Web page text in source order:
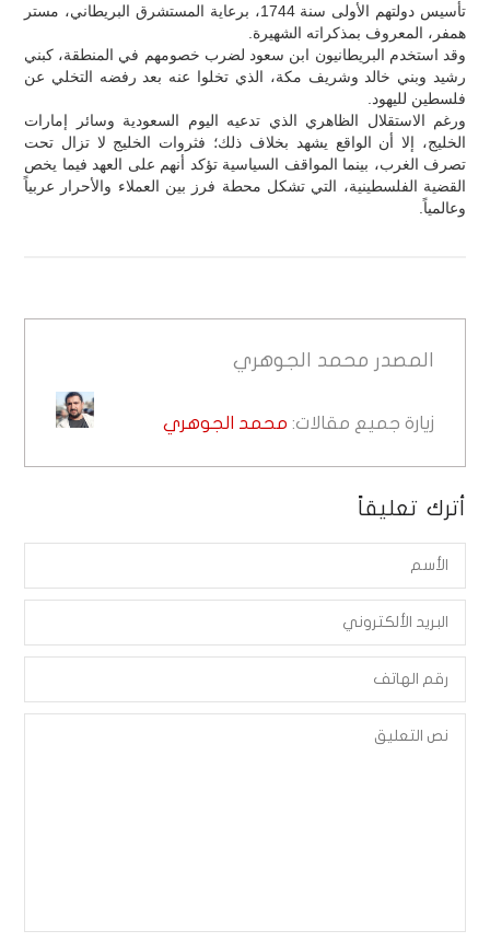
تأسيس دولتهم الأولى سنة 1744، برعاية المستشرق البريطاني، مستر
همفر، المعروف بمذكراته الشهيرة.
وقد استخدم البريطانيون ابن سعود لضرب خصومهم في المنطقة، كبني
رشيد وبني خالد وشريف مكة، الذي تخلوا عنه بعد رفضه التخلي عن
فلسطين لليهود.
ورغم الاستقلال الظاهري الذي تدعيه اليوم السعودية وسائر إمارات
الخليج، إلا أن الواقع يشهد بخلاف ذلك؛ فثروات الخليج لا تزال تحت
تصرف الغرب، بينما المواقف السياسية تؤكد أنهم على العهد فيما يخص
القضية الفلسطينية، التي تشكل محطة فرز بين العملاء والأحرار عربياً
وعالمياً.
المصدر محمد الجوهري
زيارة جميع مقالات: محمد الجوهري
أترك تعليقاً